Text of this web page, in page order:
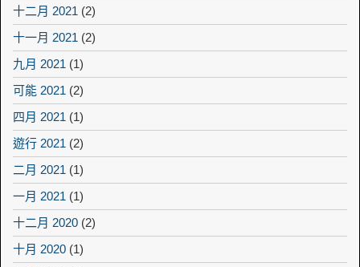
十二月 2021 (2)
十一月 2021 (2)
九月 2021 (1)
可能 2021 (2)
四月 2021 (1)
遊行 2021 (2)
二月 2021 (1)
一月 2021 (1)
十二月 2020 (2)
十月 2020 (1)